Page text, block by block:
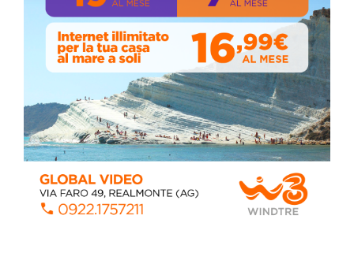
Lunedì, Luglio 05, 2021
📅 ESTATE MEDITERRANEA 2026 – COMUNE DI
SICULIANA
July 24, 2026
Siculiana, concerto del 1° Maggio 2026 in
Piazza Umberto I: arrivano I Cugini di
Campagna
April 14, 2026
I “TEPPISTI DEI SOGNI” IN CONCERTO A
SICULIANA PER I FESTEGGIAMENTI DI SAN